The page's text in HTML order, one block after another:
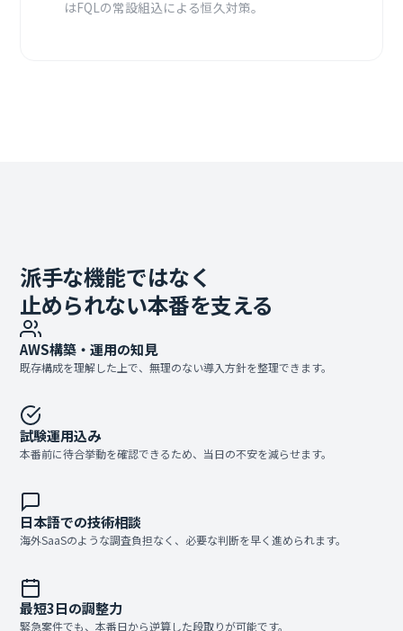
はFQLの常設組込による恒久対策。
派手な機能ではなく
止められない本番を支える
AWS構築・運用の知見
既存構成を理解した上で、無理のない導入方針を整理できます。
試験運用込み
本番前に待合挙動を確認できるため、当日の不安を減らせます。
日本語での技術相談
海外SaaSのような調査負担なく、必要な判断を早く進められます。
最短3日の調整力
緊急案件でも、本番日から逆算した段取りが可能です。